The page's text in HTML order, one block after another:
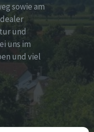
sowie am
und
uns im
und viel